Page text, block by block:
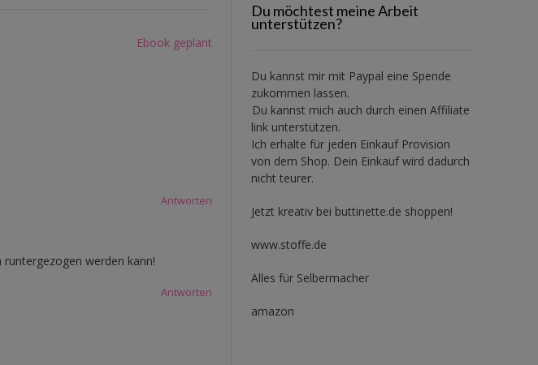
Ebook geplant
Antworten
werden kann!
Antworten
Du möchtest meine Arbeit
unterstützen?
Du kannst mir mit Paypal eine Spende
zukommen lassen.
Du kannst mich auch durch einen Affiliate
link unterstützen.
Ich erhalte für jeden Einkauf Provision
von dem Shop. Dein Einkauf wird dadurch
nicht teurer.
Jetzt kreativ bei buttinette.de shoppen!
www.stoffe.de
Alles für Selbermacher
amazon